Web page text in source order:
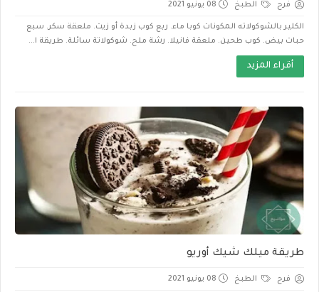
فرح الطبخ 08 يونيو 2021
الكلير بالشوكولاته المكونات كوبا ماء. ربع كوب زبدة أو زيت. ملعقة سكر. سبع
حبات بيض. كوب طحين. ملعقة فانيلا. رشة ملح. شوكولاتة سائلة. طريقة ا...
أقراء المزيد
طريقة ميلك شيك أوريو
فرح الطبخ 08 يونيو 2021